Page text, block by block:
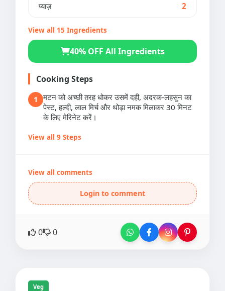
प्याज़ 2
View all 15 Ingredients
40% OFF All Ingredients
Cooking Steps
1
मटन को अच्छी तरह धोकर उसमें दही, अदरक-लहसुन का
पेस्ट, हल्दी, लाल मिर्च और थोड़ा नमक मिलाकर 30 मिनट
के लिए मेरिनेट करें।
View all 9 Steps
View all comments
Login to comment
0 0
Veg